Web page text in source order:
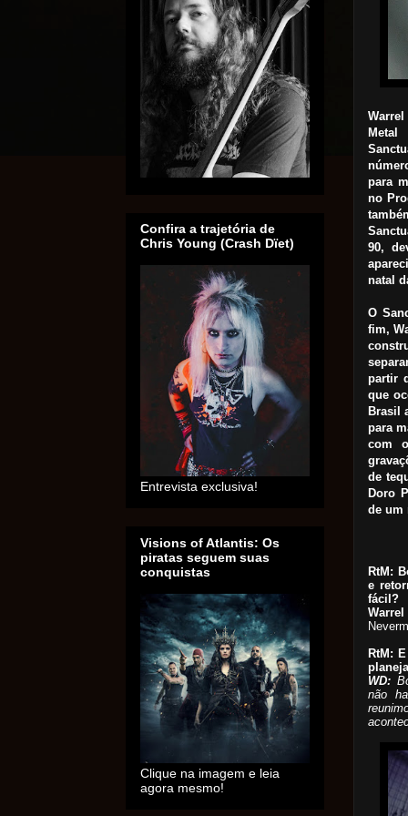
Metal
para
no
90,
natal
O
fim,
partir
que
Brasil
para
com
de
Doro
de um
RtM:
e
fácil?
Warrel
RtM:
WD:
não
Confira a trajetória de
Chris Young (Crash Dïet)
Entrevista exclusiva!
Visions of Atlantis: Os
piratas seguem suas
conquistas
Clique na imagem e leia
agora mesmo!